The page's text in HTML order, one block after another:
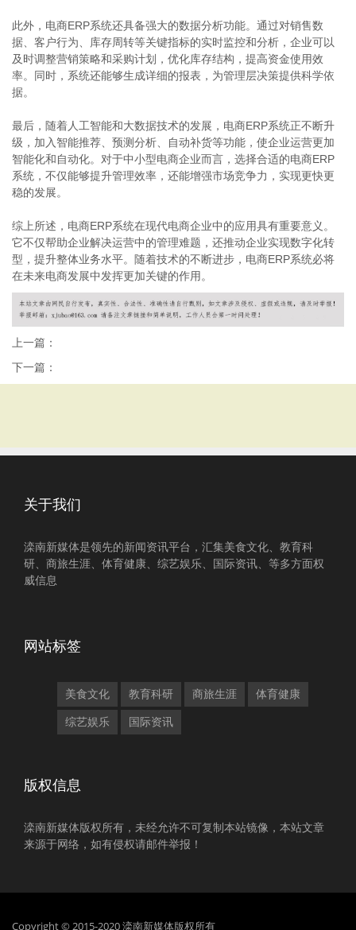
此外，电商ERP系统还具备强大的数据分析功能。通过对销售数
据、客户行为、库存周转等关键指标的实时监控和分析，企业可以
及时调整营销策略和采购计划，优化库存结构，提高资金使用效
率。同时，系统还能够生成详细的报表，为管理层决策提供科学依
据。
最后，随着人工智能和大数据技术的发展，电商ERP系统正不断升
级，加入智能推荐、预测分析、自动补货等功能，使企业运营更加
智能化和自动化。对于中小型电商企业而言，选择合适的电商ERP
系统，不仅能够提升管理效率，还能增强市场竞争力，实现更快更
稳的发展。
综上所述，电商ERP系统在现代电商企业中的应用具有重要意义。
它不仅帮助企业解决运营中的管理难题，还推动企业实现数字化转
型，提升整体业务水平。随着技术的不断进步，电商ERP系统必将
在未来电商发展中发挥更加关键的作用。
上一篇：
下一篇：
关于我们
滦南新媒体是领先的新闻资讯平台，汇集美食文化、教育科
研、商旅生涯、体育健康、综艺娱乐、国际资讯、等多方面权
威信息
网站标签
美食文化 教育科研 商旅生涯 体育健康
综艺娱乐 国际资讯
版权信息
滦南新媒体版权所有，未经允许不可复制本站镜像，本站文章
来源于网络，如有侵权请邮件举报！
Copyright © 2015-2020 滦南新媒体版权所有